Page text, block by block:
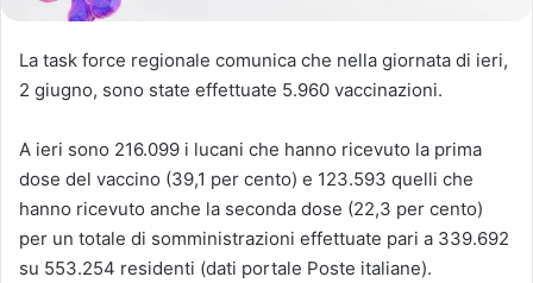
La task force regionale comunica che nella giornata di ieri,
2 giugno, sono state effettuate 5.960 vaccinazioni.
A ieri sono 216.099 i lucani che hanno ricevuto la prima
dose del vaccino (39,1 per cento) e 123.593 quelli che
hanno ricevuto anche la seconda dose (22,3 per cento)
per un totale di somministrazioni effettuate pari a 339.692
su 553.254 residenti (dati portale Poste italiane).